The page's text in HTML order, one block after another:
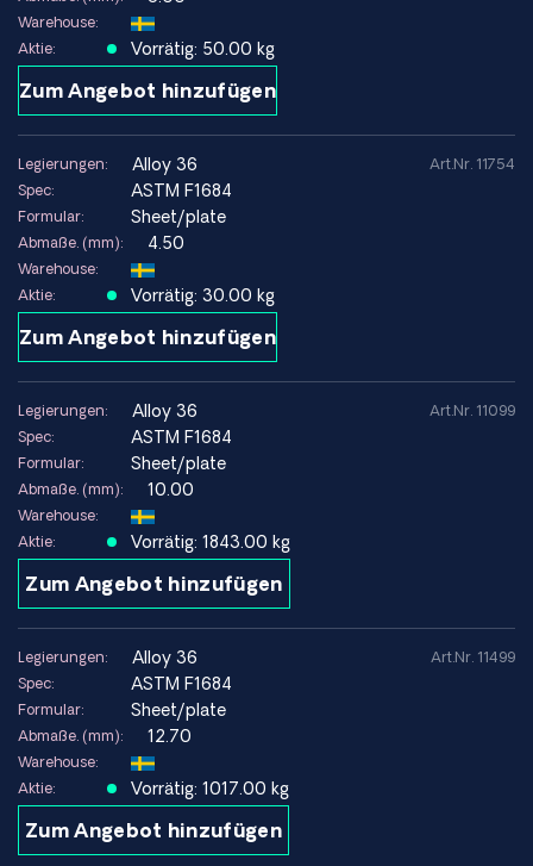
Toleranzen dauerhaft eingehalten werden müssen.
Nickel-Eisen-Legierung mit geringer
Wärmeausdehnung
- Legierung:Ni-Fe (~36 % Ni) (Legierung 36 / NILO® 36 /
Invar 36)
- Struktur:
Austenitische Struktur (Ni-Fe)
- Bezeichnungen:Legierung 36, NILO® 36, Invar 36, UNS
K93600 / K93601, Werkstoffnr. 1.3912
Vorteile
Sehr geringe Wärmeausdehnung bei Raumtemperatur
Geeignet für Werkzeuge und Vorrichtungen für
Verbundwerkstoffe
Bekannte und bewährte Legierung für Mess- und
Referenzbauteile
denen Stabilität wichtig ist
Einschränkungen
Nicht geeignet für hohe Korrosionsbelastungen ohne
geeignete Umgebung/Oberflächenbehandlung
Die geringe Wärmeausdehnung ist hauptsächlich im Bereich
der Raumtemperatur optimiert (nicht für alle
Temperaturbereiche)
Magnetische Eigenschaften können in einigen Anwendungen
Warehouse:
Aktie:
Vorrätig: 50.00 kg
Zum Angebot hinzufügen
Legierungen: alloy 36
Spec: ASTM F1684
Formular: Sheet/plate
Abmaße. (mm): 4.50
Warehouse:
Aktie:
Vorrätig: 30.00 kg
Zum Angebot hinzufügen
Art.Nr. 11754
Legierungen: alloy 36
Spec: ASTM F1684
Formular: Sheet/plate
Abmaße. (mm): 10.00
Warehouse:
Aktie:
Vorrätig: 1843.00 kg
Zum Angebot hinzufügen
Art.Nr. 11099
Legierungen: alloy 36
Spec: ASTM F1684
Formular: Sheet/plate
Abmaße. (mm): 12.70
Warehouse:
Aktie:
Vorrätig: 1017.00 kg
Zum Angebot hinzufügen
Art.Nr. 11499